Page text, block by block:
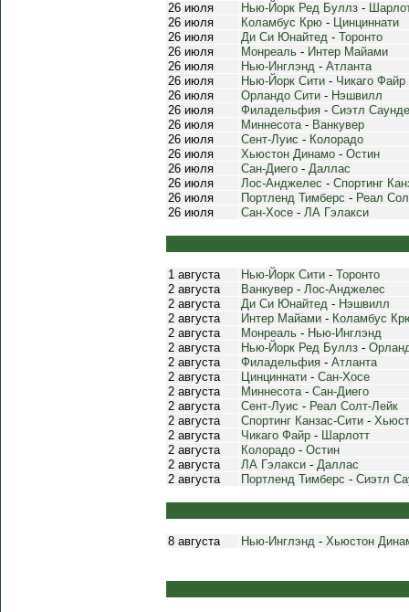
26 июля Нью-Йорк Ред Буллз -
26 июля
Коламбус Крю - Цинциннати
26 июля
Ди Си Юнайтед - Торонто
26 июля
Монреаль - Интер Майами
26 июля
Нью-Инглэнд - Атланта
26 июля
Нью-Йорк Сити - Чикаго Файр
26 июля
Орландо Сити - Нэшвилл
26 июля
Филадельфия - Сиэтл
26 июля
Миннесота- Ванкувер
26 июля
Сент-Луис - Колорадо
26 июля
Хьюстон Динамо - Остин
26 июля
Сан-Диего - Даллас
26 июля
Лос-Анджелес - Спортинг
26 июля
Портленд Тимберс - Реал
26 июля
Сан-Хосе - ЛА Гэлакси
1 августа Нью-Йорк Сити - Торонто
2 августа
Ванкувер - Лос-Анджелес
2 августа
Ди Си Юнайтед - Нэшвилл
2 августа
Интер Майами - Коламбус
2 августа
Монреаль - Нью-Инглэнд
2 августа
Нью-Йорк Ред Буллз -
2 августа
Филадельфия - Атланта
2 августа
Цинциннати - Сан-Хосе
2 августа
Миннесота- Сан-Диего
2 августа
Сент-Луис - Реал Солт-Лейк
2 августа
Спортинг Канзас-Сити -
2 августа
Чикаго Файр - Шарлотт
2 августа
Колорадо - Остин
2 августа
ЛА Гэлакси - Даллас
2 августа
Портленд Тимберс - Сиэтл
8 августа Нью-Инглэнд - Хьюстон